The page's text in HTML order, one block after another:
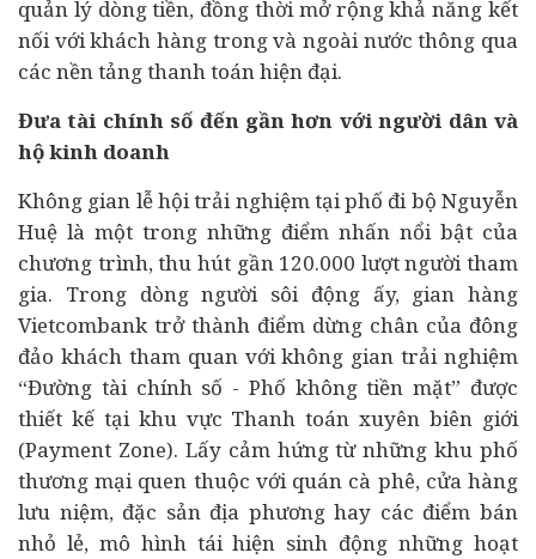
quản lý dòng tiền, đồng thời mở rộng khả năng kết
nối với khách hàng trong và ngoài nước thông qua
các nền tảng thanh toán hiện đại.
Đưa tài chính số đến gần hơn với người dân và
hộ kinh doanh
Không gian lễ hội trải nghiệm tại phố đi bộ Nguyễn
Huệ là một trong những điểm nhấn nổi bật của
chương trình, thu hút gần 120.000 lượt người tham
gia. Trong dòng người sôi động ấy, gian hàng
Vietcombank trở thành điểm dừng chân của đông
đảo khách tham quan với không gian trải nghiệm
“Đường tài chính số - Phố không tiền mặt” được
thiết kế tại khu vực Thanh toán xuyên biên giới
(Payment Zone). Lấy cảm hứng từ những khu phố
thương mại quen thuộc với quán cà phê, cửa hàng
lưu niệm, đặc sản địa phương hay các điểm bán
nhỏ lẻ, mô hình tái hiện sinh động những hoạt